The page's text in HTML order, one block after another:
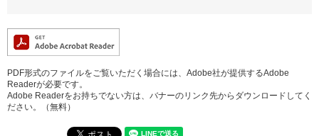
PDF形式のファイルをご覧いただく場合には、Adobe社が提供するAdobe
Readerが必要です。
Adobe Readerをお持ちでない方は、バナーのリンク先からダウンロードしてく
ださい。（無料）